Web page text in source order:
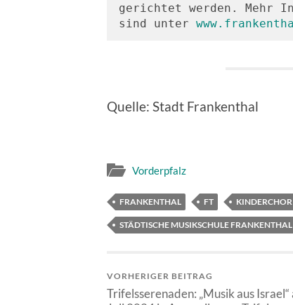
gerichtet werden. Mehr
sind unter
Quelle: Stadt Frankenthal
Vorderpfalz
FRANKENTHAL FT KINDERCHOR
STÄDTISCHE MUSIKSCHULE FRANKENTHAL
VORHERIGER BEITRAG
Trifelsserenaden: „Musik aus Israel“